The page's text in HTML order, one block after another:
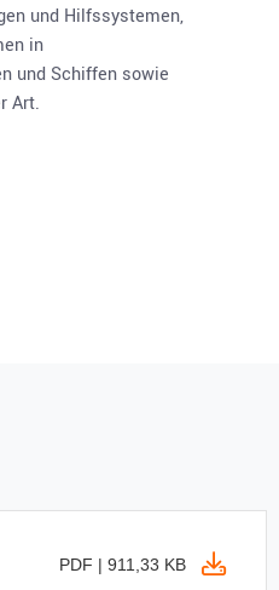
und Hilfssystemen,
in
und Schiffen sowie
Art.
PDF | 911,33 KB